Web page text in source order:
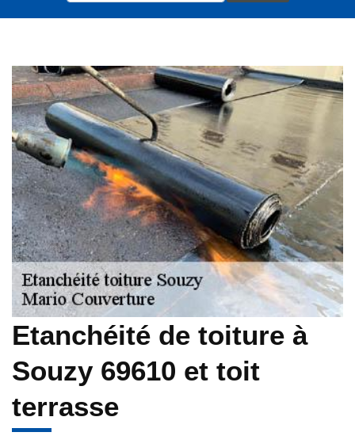
Etanchéité de toiture à
Souzy 69610 et toit
terrasse